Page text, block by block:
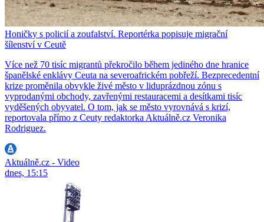
Honičky s policií a zoufalství. Reportérka popisuje migrační
šílenství v Ceutě
Více než 70 tisíc migrantů překročilo během jediného dne hranice
španělské enklávy Ceuta na severoafrickém pobřeží. Bezprecedentní
krize proměnila obvykle živé město v liduprázdnou zónu s
vyprodanými obchody, zavřenými restauracemi a desítkami tisíc
vyděšených obyvatel. O tom, jak se město vyrovnává s krizí,
reportovala přímo z Ceuty redaktorka Aktuálně.cz Veronika
Rodriguez.
Aktuálně.cz - Video
dnes, 15:15